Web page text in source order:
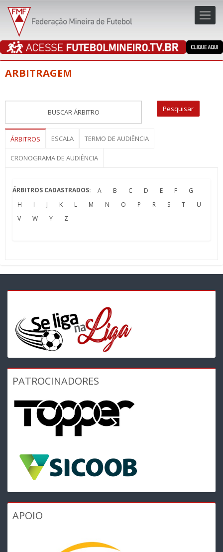
ARBITRAGEM
ÁRBITROS ESCALA TERMO DE AUDIÊNCIA
CRONOGRAMA DE AUDIÊNCIA
ÁRBITROS CADASTRADOS: A B C D E F
G
H
I J K L M N O P R S T
U
V
W Y Z
PATROCINADORES
APOIO